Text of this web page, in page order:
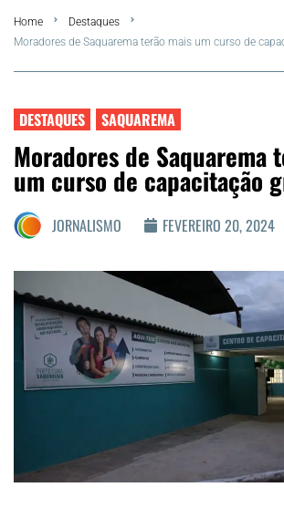
FLA Araru 2026
Região dos Lagos
Agenda Cultural
Colunistas
Matérias Exclusivas
Home
Destaques
Moradores de Saquarema terão mais um curso de
DESTAQUES SAQUAREMA
Moradores de Saquarema
um curso de capacitação
JORNALISMO FEVEREIRO 20, 2024